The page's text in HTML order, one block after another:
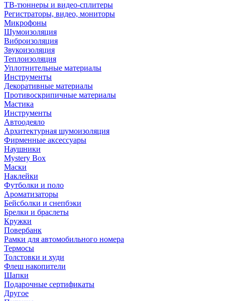
ТВ-тюннеры и видео-сплитеры
Регистраторы, видео, мониторы
Микрофоны
Шумоизоляция
Виброизоляция
Звукоизоляция
Теплоизоляция
Уплотнительные материалы
Инструменты
Декоративные материалы
Противоскрипичные материалы
Мастика
Инструменты
Автоодеяло
Архитектурная шумоизоляция
Фирменные аксессуары
Наушники
Mystery Box
Маски
Наклейки
Футболки и поло
Ароматизаторы
Бейсболки и снепбэки
Брелки и браслеты
Кружки
Повербанк
Рамки для автомобильного номера
Термосы
Толстовки и худи
Флеш накопители
Шапки
Подарочные сертификаты
Другое